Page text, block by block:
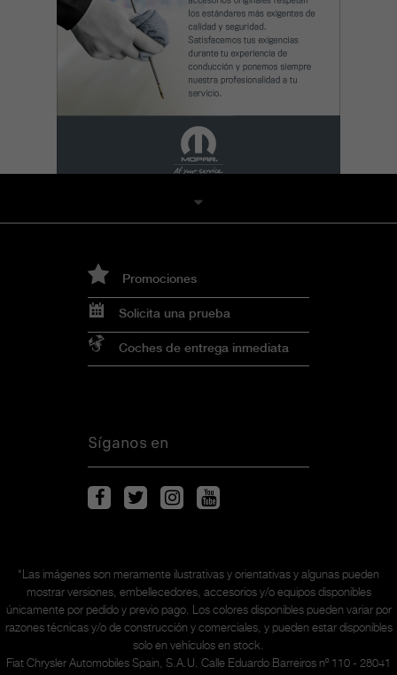
Promociones
Solicita una prueba
Coches de entrega inmediata
Síganos en
*Las imágenes son meramente ilustrativas y orientativas y algunas pueden
mostrar versiones, embellecedores, accesorios y/o equipos disponibles
únicamente por pedido y previo pago. Los colores disponibles pueden variar por
razones técnicas y/o de construcción y comerciales, y pueden estar disponibles
solo en vehículos en stock.
Fiat Chrysler Automobiles Spain, S.A.U. Calle Eduardo Barreiros nº 110 - 28041